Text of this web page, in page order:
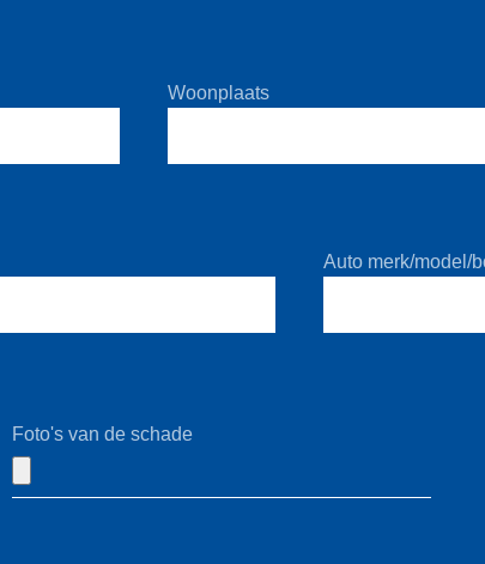
Woonplaats
Auto merk/model/
Foto's van de schade